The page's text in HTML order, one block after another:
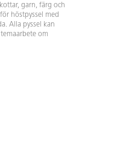
garn, färg och
höstpyssel med
Alla pyssel kan
om